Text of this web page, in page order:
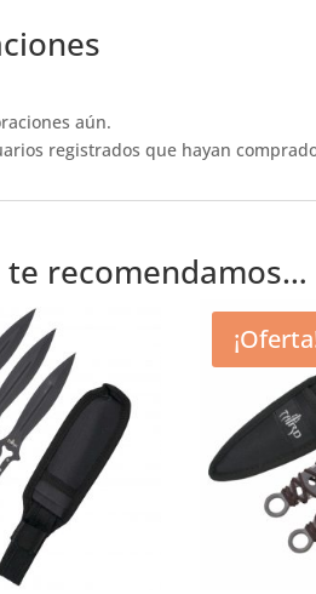
s
p
p
te l
aún.
registrados que hayan
te recomendamos…